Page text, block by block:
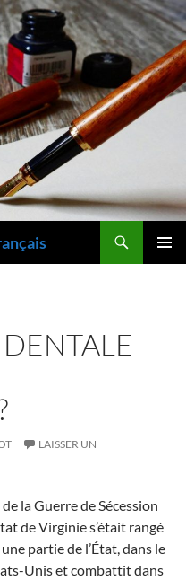
LAISSER UN
la Guerre de Sécession
de Virginie s’était rangé
partie de l’État, dans le
Unis et combattit dans